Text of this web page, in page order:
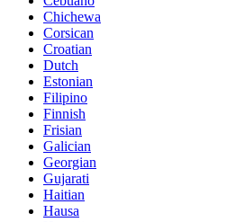
Chichewa
Corsican
Croatian
Dutch
Estonian
Filipino
Finnish
Frisian
Galician
Georgian
Gujarati
Haitian
Hausa